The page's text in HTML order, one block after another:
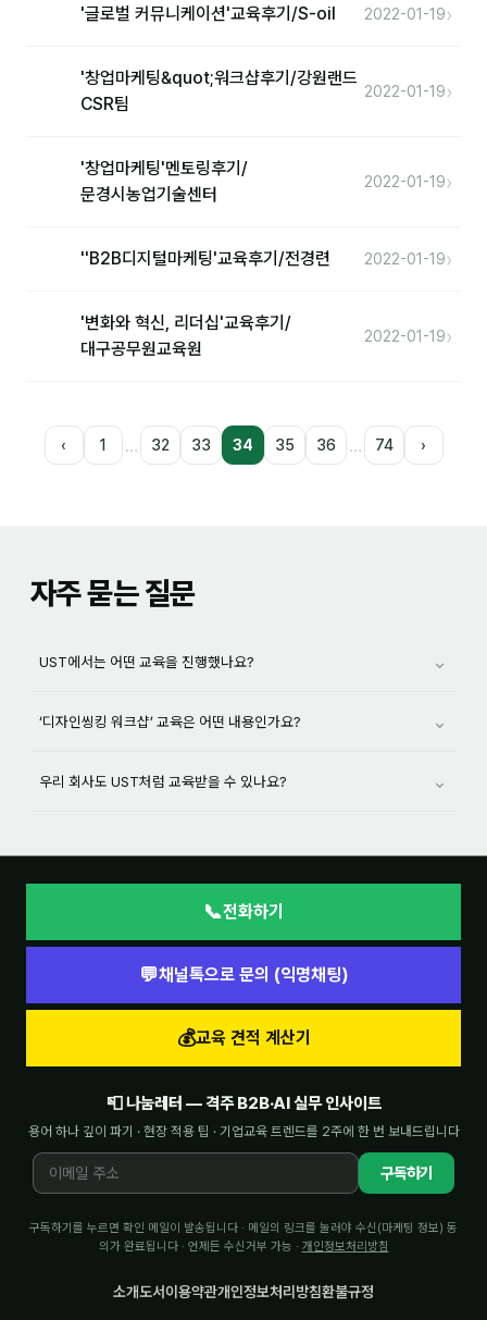
'글로벌 커뮤니케이션'교육후기/S-oil 2022-01-19›
'창업마케팅&quot;워크샵후기/강원랜드
CSR팀
2022-01-19›
'창업마케팅'멘토링후기/
문경시농업기술센터
2022-01-19›
''B2B디지털마케팅'교육후기/전경련 2022-01-19›
'변화와 혁신, 리더십'교육후기/
대구공무원교육원
2022-01-19›
‹ 1 … 32 33 34 35 36 … 74 ›
자주 묻는 질문
UST에서는 어떤 교육을 진행했나요? ⌄
‘디자인씽킹 워크샵’ 교육은 어떤 내용인가요? ⌄
우리 회사도 UST처럼 교육받을 수 있나요? ⌄
📞전화하기
💬채널톡으로 문의 (익명채팅)
💰교육 견적 계산기
📮 나눔레터 — 격주 B2B·AI 실무 인사이트
용어 하나 깊이 파기 · 현장 적용 팁 · 기업교육 트렌드를 2주에 한 번 보내드립니다
구독하기
구독하기를 누르면 확인 메일이 발송됩니다 · 메일의 링크를 눌러야 수신(마케팅 정보) 동
의가 완료됩니다 · 언제든 수신거부 가능 · 개인정보처리방침
소개도서이용약관개인정보처리방침환불규정